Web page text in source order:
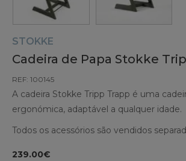
STOKKE
Cadeira de Papa Stokke
REF: 100145
A cadeira Stokke Tripp Trapp é uma
ergonómica, adaptável a qualquer idade.
Todos os acessórios são vendidos
239.00€